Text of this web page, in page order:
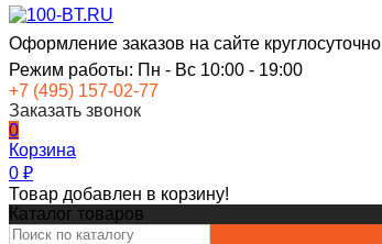
Оформление заказов на сайте круглосуточно
Режим работы: Пн - Вс 10:00 - 19:00
+7 (495) 157-02-77
Заказать звонок
0
Корзина
0 ₽
Товар добавлен в корзину!
Каталог товаров